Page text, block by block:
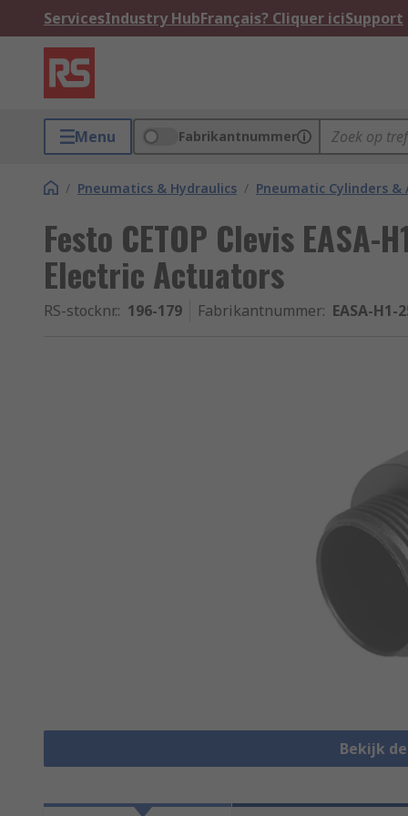
ServicesIndustry HubFrançais? Cliquer iciSupport
Menu Fabrikantnummer
/ Pneumatics & Hydraulics / Pneumatic Cylinders &
Festo CETOP Clevis EASA-
Electric Actuators
RS-stocknr.: 196-179 Fabrikantnummer: EASA-H1-
Bekijk